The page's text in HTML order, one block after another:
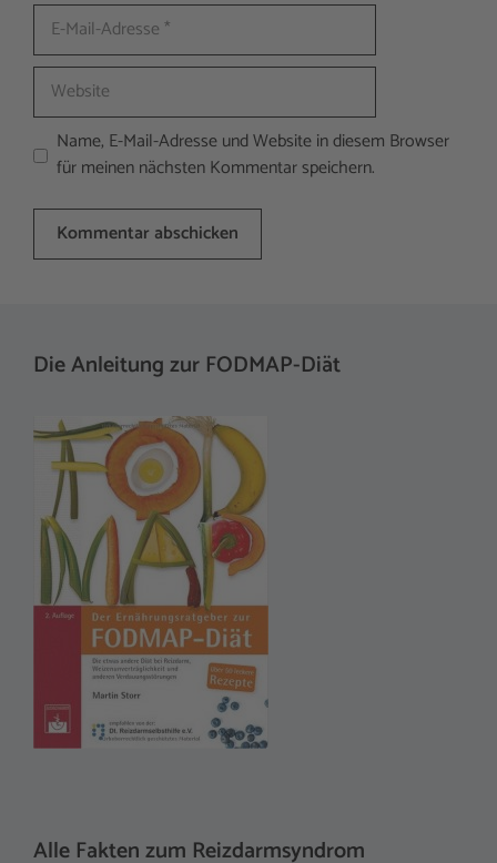
Mail-
Adresse
Website
Name, E-Mail-Adresse und Website in diesem Browser
für meinen nächsten Kommentar speichern.
e
a
v
Die Anleitung zur FODMAP-Diät
Alle Fakten zum Reizdarmsyndrom